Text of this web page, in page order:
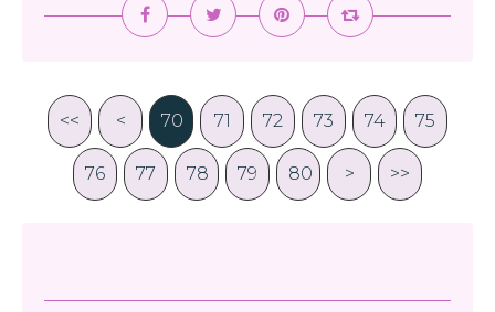
<< < 10
20
30
40
50
60
70 71 72 73 74 75
76 77 78 79 80 90
100
> >>